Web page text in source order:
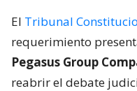
El Tribunal
requerimiento
Pegasus Group
reabrir el debate